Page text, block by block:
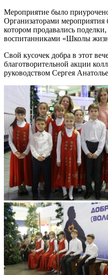
Мероприятие было
Организаторами мероприятия
котором продавались
воспитанниками «Школы
Свой кусочек добра в этот
благотворительной акции
руководством Сергея